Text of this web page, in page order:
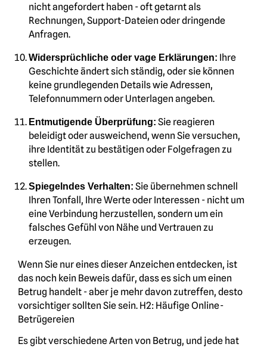
nicht angefordert haben - oft getarnt als
Rechnungen, Support-Dateien oder dringende
Anfragen.
Widersprüchliche oder vage Erklärungen: Ihre
Geschichte ändert sich ständig, oder sie können
keine grundlegenden Details wie Adressen,
Telefonnummern oder Unterlagen angeben.
Entmutigende Überprüfung: Sie reagieren
beleidigt oder ausweichend, wenn Sie versuchen,
ihre Identität zu bestätigen oder Folgefragen zu
stellen.
Spiegelndes Verhalten: Sie übernehmen schnell
Ihren Tonfall, Ihre Werte oder Interessen - nicht um
eine Verbindung herzustellen, sondern um ein
falsches Gefühl von Nähe und Vertrauen zu
erzeugen.
Wenn Sie nur eines dieser Anzeichen entdecken, ist
das noch kein Beweis dafür, dass es sich um einen
Betrug handelt - aber je mehr davon zutreffen, desto
vorsichtiger sollten Sie sein. H2: Häufige Online-
Betrügereien
Es gibt verschiedene Arten von Betrug, und jede hat